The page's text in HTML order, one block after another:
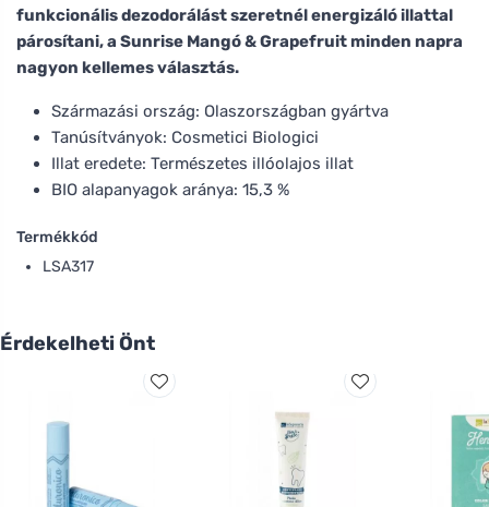
funkcionális dezodorálást szeretnél energizáló illattal
párosítani, a Sunrise Mangó & Grapefruit minden napra
nagyon kellemes választás.
Származási ország: Olaszországban gyártva
Tanúsítványok: Cosmetici Biologici
Illat eredete: Természetes illóolajos illat
BIO alapanyagok aránya: 15,3 %
Termékkód
LSA317
Érdekelheti Önt